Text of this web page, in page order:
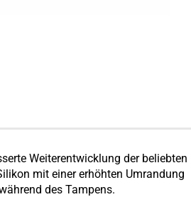
Weiterentwicklung der beliebten
mit einer erhöhten Umrandung
des Tampens.